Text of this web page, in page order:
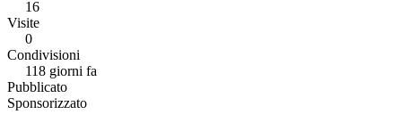
16
Visite
0
Condivisioni
118 giorni fa
Pubblicato
Sponsorizzato